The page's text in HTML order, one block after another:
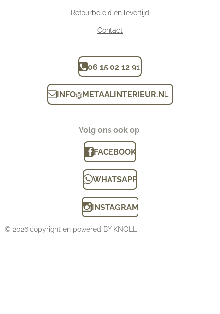
Retourbeleid en levertijd
Contact
06 15 02 12 91
INFO@METAALINTERIEUR.NL
Volg ons ook op
FACEBOOK
WHATSAPP
INSTAGRAM
© 2026 copyright en powered BY KNOLL